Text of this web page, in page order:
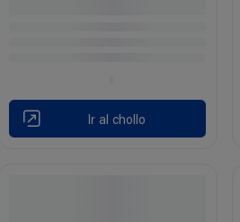
Ir al chollo